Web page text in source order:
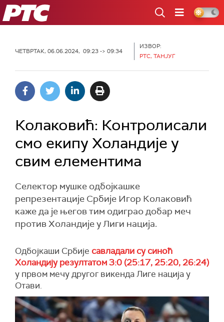
РТС
ЧЕТВРТАК, 06.06.2024, 09:23 -> 09:34
ИЗВОР:
РТС, ТАНЈУГ
Колаковић: Контролисали
смо екипу Холандије у
свим елементима
Селектор мушке одбојкашке
репрезентације Србије Игор Колаковић
каже да је његов тим одиграо добар меч
против Холандије у Лиги нација.
Одбојкаши Србије савладали су синоћ
Холандију резултатом 3:0 (25:17, 25:20, 26:24)
у првом мечу другог викенда Лиге нација у
Отави.